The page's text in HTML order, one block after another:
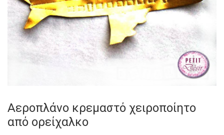
Αεροπλάνο κρεμαστό χειροποίητο
από ορείχαλκο